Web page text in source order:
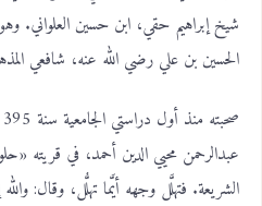
شيخ إبراهيم حقي، ابن حسين العلواني.
الحسين بن علي رضي الله عنه، شافعي
عبدالرحمن محيي الدين أحمد، في
الشريعة. فتهلَّل وجهه أيَّما تهلُّل، وقال: